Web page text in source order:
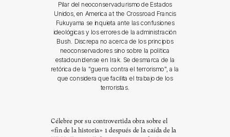
Pilar del neoconservadurismo de Estados
Unidos, en America at the Crossroad Francis
Fukuyama se inquieta ante las confusiones
ideológicas y los errores de la administración
Bush. Discrepa no acerca de los principios
neoconservadores sino sobre la política
estadounidense en Irak. Se desmarca de la
retórica de la "guerra contra el terrorismo", a la
que considera que facilita el trabajo de los
terroristas.
Célebre por su controvertida obra sobre el
«fin de la historia» 1 después de la caída de la